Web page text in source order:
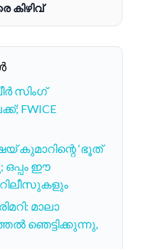
കിഴിവ്
സിംഗ്
FWICE
‘ഭൂത്
ഒപ്പം ഈ
റിലീസുകളും
മാലാ
ഞെട്ടിക്കുന്നു,